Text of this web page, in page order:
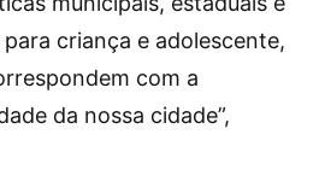
criança e adolescente,
com a
da nossa cidade”,